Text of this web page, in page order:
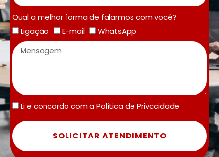
Qual a melhor forma de falarmos com você?
Ligação
E-mail WhatsApp
Li e concordo com aPolítica de Privacidade
SOLICITAR ATENDIMENTO